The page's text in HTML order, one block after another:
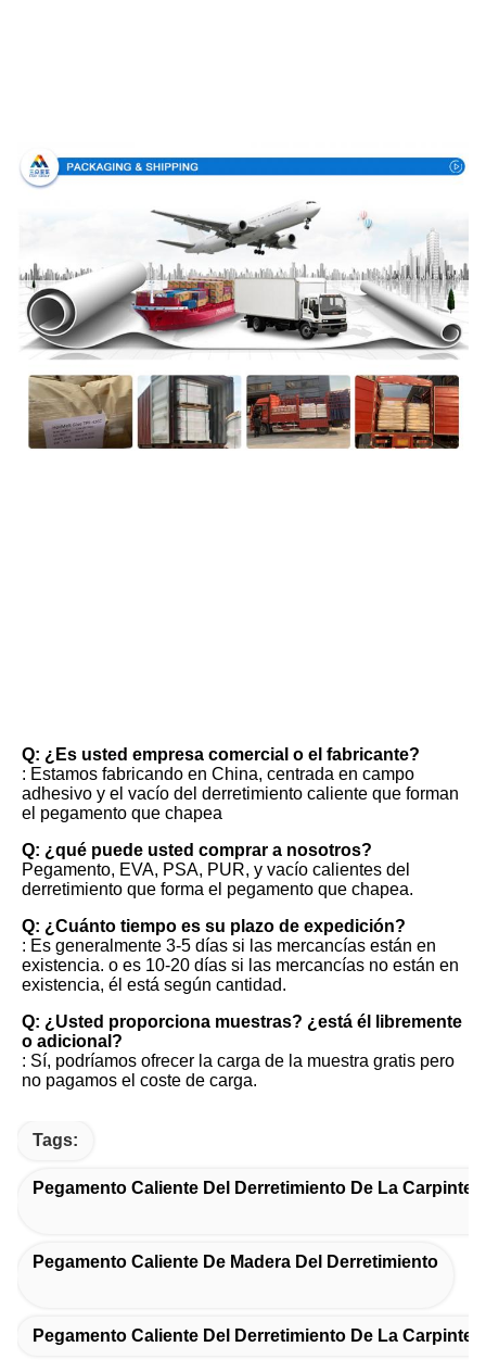
Q: ¿Es usted empresa comercial o el fabricante?
: Estamos fabricando en China, centrada en campo
adhesivo y el vacío del derretimiento caliente que forman
el pegamento que chapea
Q: ¿qué puede usted comprar a nosotros?
Pegamento, EVA, PSA, PUR, y vacío calientes del
derretimiento que forma el pegamento que chapea.
Q: ¿Cuánto tiempo es su plazo de expedición?
: Es generalmente 3-5 días si las mercancías están en
existencia. o es 10-20 días si las mercancías no están en
existencia, él está según cantidad.
Q: ¿Usted proporciona muestras? ¿está él libremente
o adicional?
: Sí, podríamos ofrecer la carga de la muestra gratis pero
no pagamos el coste de carga.
Tags:
Pegamento Caliente Del Derretimiento De La
Pegamento Caliente De Madera Del Derretimiento
Pegamento Caliente Del Derretimiento De La